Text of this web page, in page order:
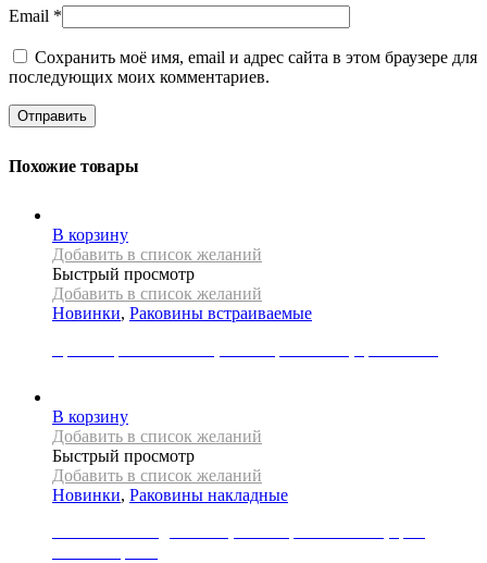
Email *
Сохранить моё имя, email и адрес сайта в этом браузере для
последующих моих комментариев.
Похожие товары
В корзину
Добавить в список желаний
Быстрый просмотр
Добавить в список желаний
Новинки, Раковины встраиваемые
В корзину
Добавить в список желаний
Быстрый просмотр
Добавить в список желаний
Новинки, Раковины накладные